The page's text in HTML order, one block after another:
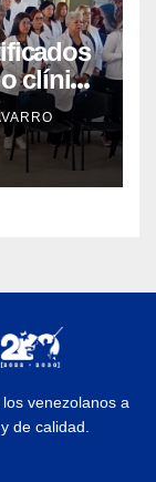
clínico
y
venezolanos a
de calidad.